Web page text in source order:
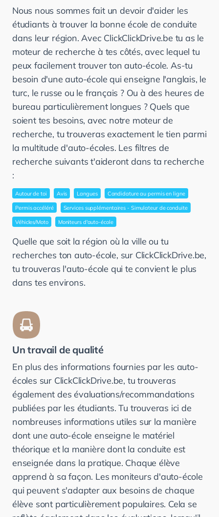
Nous nous sommes fait un devoir d'aider les
étudiants à trouver la bonne école de conduite
dans leur région. Avec ClickClickDrive.be tu as le
moteur de recherche à tes côtés, avec lequel tu
peux facilement trouver ton auto-école. As-tu
besoin d'une auto-école qui enseigne l'anglais, le
turc, le russe ou le français ? Ou à des heures de
bureau particulièrement longues ? Quels que
soient tes besoins, avec notre moteur de
recherche, tu trouveras exactement le tien parmi
la multitude d'auto-écoles. Les filtres de
recherche suivants t'aideront dans ta recherche
:
Autour de toi Avis Langues Candidature au permis en ligne
Permis accéléré Services supplémentaires - Simulateur de conduite
Véhicles/Moto Moniteurs d'auto-école
Quelle que soit la région où la ville ou tu
recherches ton auto-école, sur ClickClickDrive.be,
tu trouveras l'auto-école qui te convient le plus
dans tes environs.
Un travail de qualité
En plus des informations fournies par les auto-
écoles sur ClickClickDrive.be, tu trouveras
également des évaluations/recommandations
publiées par les étudiants. Tu trouveras ici de
nombreuses informations utiles sur la manière
dont une auto-école enseigne le matériel
théorique et la manière dont la conduite est
enseignée dans la pratique. Chaque élève
apprend à sa façon. Les moniteurs d'auto-école
qui peuvent s'adapter aux besoins de chaque
élève sont particulièrement populaires. Cela se